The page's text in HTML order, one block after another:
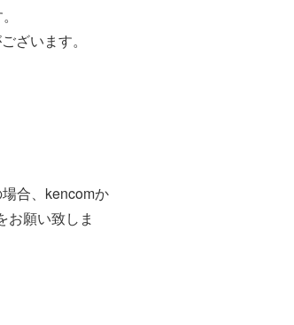
ざいます。
合、kencomか
お願い致しま